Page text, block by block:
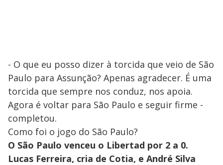
- O que eu posso dizer à torcida que veio de São
Paulo para Assunção? Apenas agradecer. É uma
torcida que sempre nos conduz, nos apoia.
Agora é voltar para São Paulo e seguir firme -
completou.
Como foi o jogo do São Paulo?
O São Paulo venceu o Libertad por 2 a 0.
Lucas Ferreira, cria de Cotia, e André Silva